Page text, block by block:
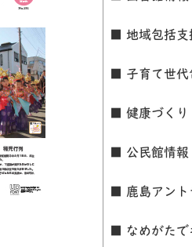
■ 地域包括支
■ 子育て世代
■ 健康づくり
■ 公民館情
■ 鹿島アン
■ なめがたで